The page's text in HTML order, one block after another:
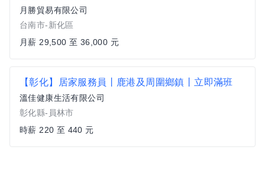
月勝貿易有限公司
台南市-新化區
月薪 29,500 至 36,000 元
【彰化】居家服務員丨鹿港及周圍鄉鎮丨立即滿班
溫佳健康生活有限公司
彰化縣-員林市
時薪 220 至 440 元